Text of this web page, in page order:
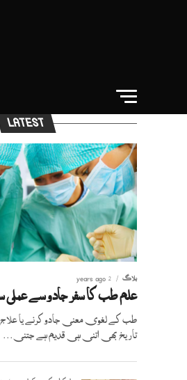
LATEST
بلاگ 2 years ago
علم طب کا سفر جادو سے
طب کے لغوی معنی جادو کرنے یا
تاریخ بھی اتنی ہی قدیم ہے جتنی...